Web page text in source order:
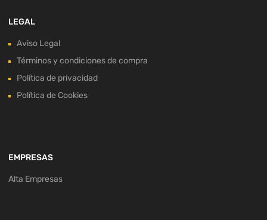
LEGAL
Aviso Legal
Términos y condiciones de compra
Política de privacidad
Política de Cookies
EMPRESAS
Alta Empresas